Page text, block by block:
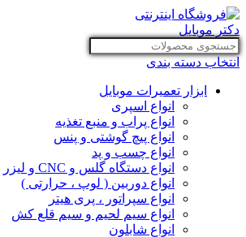
انتخاب دسته بندی
ابزار تعمیرات موبایل
انواع اسپری
انواع پراب و منبع تغذیه
انواع پیچ گوشتی و پنس
انواع چسب و پد
انواع دستگاه گلس و CNC و لیزر
انواع دوربین ( لوپ ، حرارتی )
انواع سپراتور ، پری هیتر
انواع سیم لحیم و سیم قلع کش
انواع شابلون